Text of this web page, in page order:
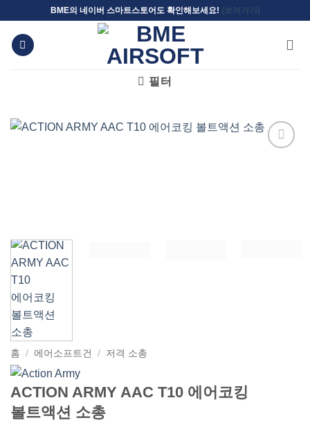
content
BME의 네이버 스마트스토어도 확인해보세요! (보러가기)
필터
홈 / 에어소프트건 / 저격 소총
ACTION ARMY AAC T10 에어코킹
볼트액션 소총